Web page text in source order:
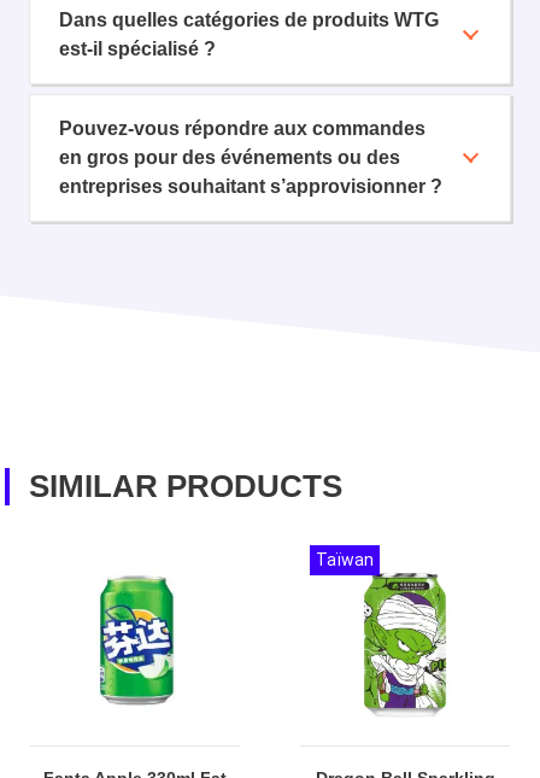
Dans quelles catégories de produits WTG
est-il spécialisé ?
Pouvez-vous répondre aux commandes
en gros pour des événements ou des
entreprises souhaitant s’approvisionner ?
SIMILAR PRODUCTS
Taïwan